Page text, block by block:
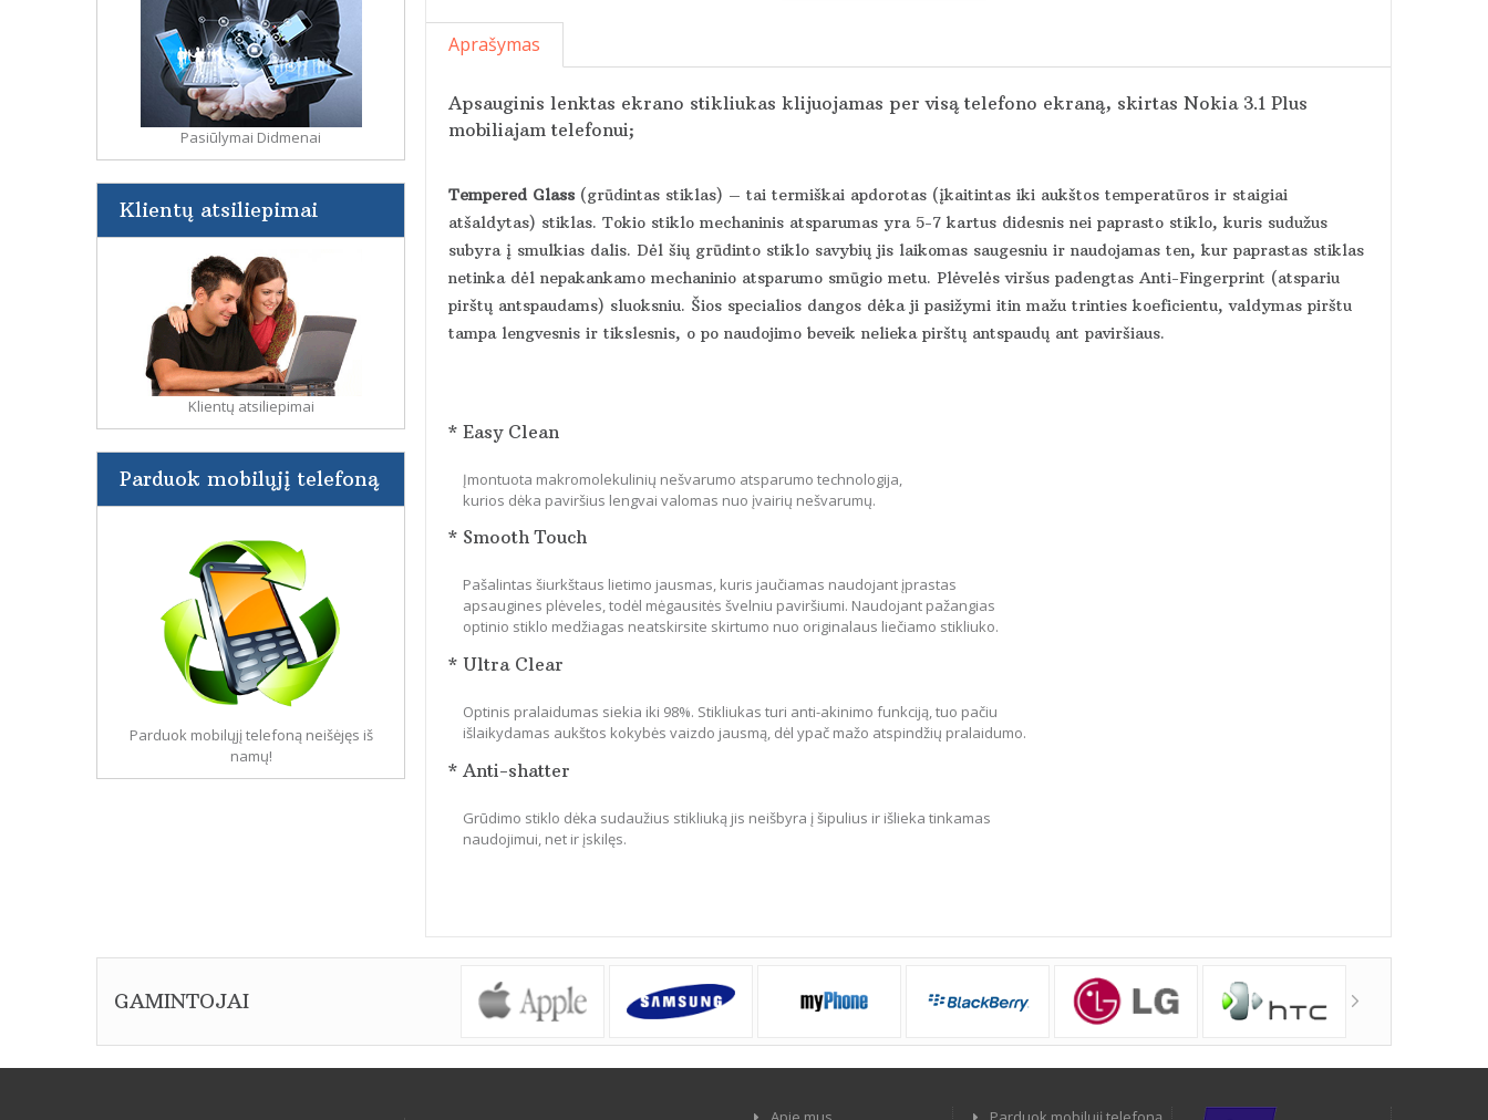
Pasiūlymai Didmenai
Klientų atsiliepimai
Klientų atsiliepimai
Parduok mobilųjį telefoną
Parduok mobilųjį telefoną neišėjęs iš
namų!
Aprašymas
Apsauginis lenktas ekrano stikliukas klijuojamas per visą telefono ekraną, skirtas Nokia 3.1 Plus
mobiliajam telefonui;
Tempered Glass (grūdintas stiklas) – tai termiškai apdorotas (įkaitintas iki aukštos temperatūros ir staigiai
atšaldytas) stiklas. Tokio stiklo mechaninis atsparumas yra 5-7 kartus didesnis nei paprasto stiklo, kuris sudužus
subyra į smulkias dalis. Dėl šių grūdinto stiklo savybių jis laikomas saugesniu ir naudojamas ten, kur paprastas stiklas
netinka dėl nepakankamo mechaninio atsparumo smūgio metu. Plėvelės viršus padengtas Anti-Fingerprint (atspariu
pirštų antspaudams) sluoksniu. Šios specialios dangos dėka ji pasižymi itin mažu trinties koeficientu, valdymas pirštu
tampa lengvesnis ir tikslesnis, o po naudojimo beveik nelieka pirštų antspaudų ant paviršiaus.
* Easy Clean
Įmontuota makromolekulinių nešvarumo atsparumo technologija,
kurios dėka paviršius lengvai valomas nuo įvairių nešvarumų.
* Smooth Touch
Pašalintas šiurkštaus lietimo jausmas, kuris jaučiamas naudojant įprastas
apsaugines plėveles, todėl mėgausitės švelniu paviršiumi. Naudojant pažangias
optinio stiklo medžiagas neatskirsite skirtumo nuo originalaus liečiamo stikliuko.
* Ultra Clear
Optinis pralaidumas siekia iki 98%. Stikliukas turi anti-akinimo funkciją, tuo pačiu
išlaikydamas aukštos kokybės vaizdo jausmą, dėl ypač mažo atspindžių pralaidumo.
* Anti-shatter
Grūdimo stiklo dėka sudaužius stikliuką jis neišbyra į šipulius ir išlieka tinkamas
naudojimui, net ir įskilęs.
GAMINTOJAI